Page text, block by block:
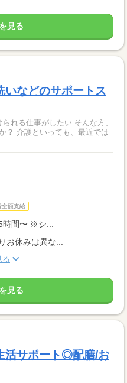
見る
いなどのサポートス
事がしたい そんな方、
では
全額支給
時間〜 ※シ...
お休みは異な...
る
見る
活サポート◎配膳/お